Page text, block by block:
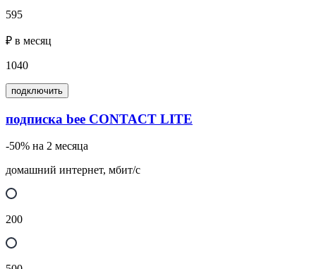
595
₽ в месяц
1040
подключить
подписка bee CONTACT LITE
-50% на 2 месяца
домашний интернет, мбит/с
200